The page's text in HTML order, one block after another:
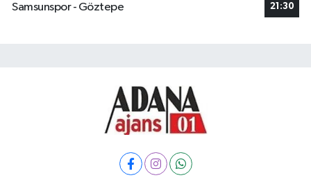
Samsunspor - Göztepe
21:30